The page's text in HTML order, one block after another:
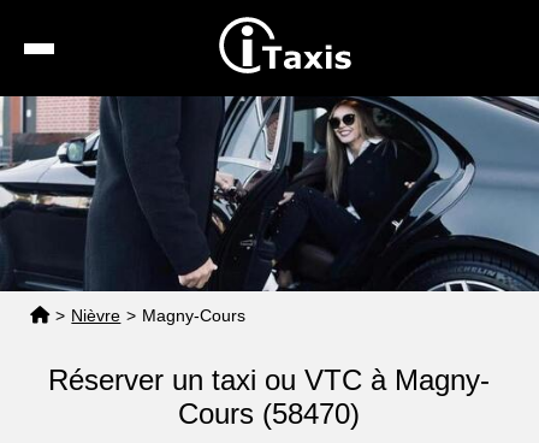
Recherche
Calcul de tarif
Taxis conventionnés
Espace pro
> Nièvre > Magny-Cours
Réserver un taxi ou VTC à Magny-
Cours (58470)